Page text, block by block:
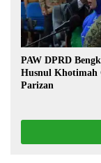
PAW DPRD
Husnul Khotimah
Parizan